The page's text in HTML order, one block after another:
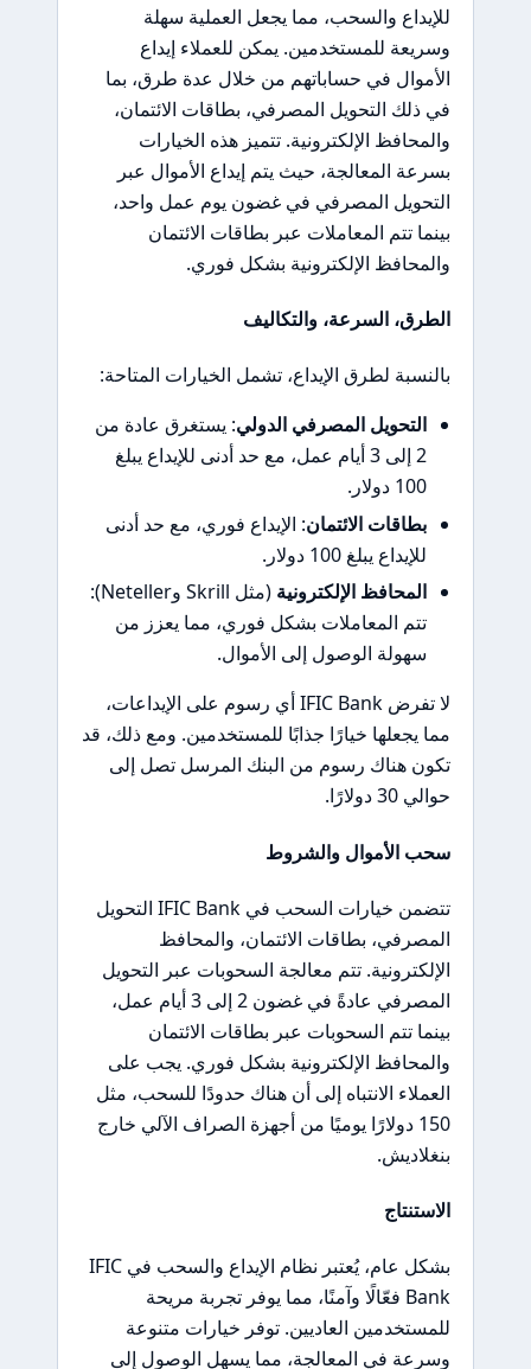
للإيداع والسحب، مما يجعل العملية سهلة
وسريعة للمستخدمين. يمكن للعملاء إيداع
الأموال في حساباتهم من خلال عدة طرق، بما
في ذلك التحويل المصرفي، بطاقات الائتمان،
والمحافظ الإلكترونية. تتميز هذه الخيارات
بسرعة المعالجة، حيث يتم إيداع الأموال عبر
التحويل المصرفي في غضون يوم عمل واحد،
بينما تتم المعاملات عبر بطاقات الائتمان
والمحافظ الإلكترونية بشكل فوري.
الطرق، السرعة، والتكاليف
بالنسبة لطرق الإيداع، تشمل الخيارات المتاحة:
التحويل المصرفي الدولي: يستغرق عادة من
2 إلى 3 أيام عمل، مع حد أدنى للإيداع يبلغ
100 دولار.
بطاقات الائتمان: الإيداع فوري، مع حد أدنى
للإيداع يبلغ 100 دولار.
المحافظ الإلكترونية
(مثل Skrill وNeteller):
تتم المعاملات بشكل فوري، مما يعزز من
سهولة الوصول إلى الأموال.
لا تفرض IFIC Bank أي رسوم على الإيداعات،
مما يجعلها خيارًا جذابًا للمستخدمين. ومع ذلك، قد
تكون هناك رسوم من البنك المرسل تصل إلى
حوالي 30 دولارًا.
سحب الأموال والشروط
تتضمن خيارات السحب في IFIC Bank التحويل
المصرفي، بطاقات الائتمان، والمحافظ
الإلكترونية. تتم معالجة السحوبات عبر التحويل
المصرفي عادةً في غضون 2 إلى 3 أيام عمل،
بينما تتم السحوبات عبر بطاقات الائتمان
والمحافظ الإلكترونية بشكل فوري. يجب على
العملاء الانتباه إلى أن هناك حدودًا للسحب، مثل
150 دولارًا يوميًا من أجهزة الصراف الآلي خارج
بنغلاديش.
الاستنتاج
بشكل عام، يُعتبر نظام الإيداع والسحب في IFIC
Bank فعّالًا وآمنًا، مما يوفر تجربة مريحة
للمستخدمين العاديين. توفر خيارات متنوعة
وسرعة في المعالجة، مما يسهل الوصول إلى